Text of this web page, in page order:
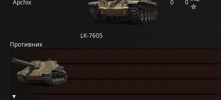
Apchix
LK-7605
0 0
Противник